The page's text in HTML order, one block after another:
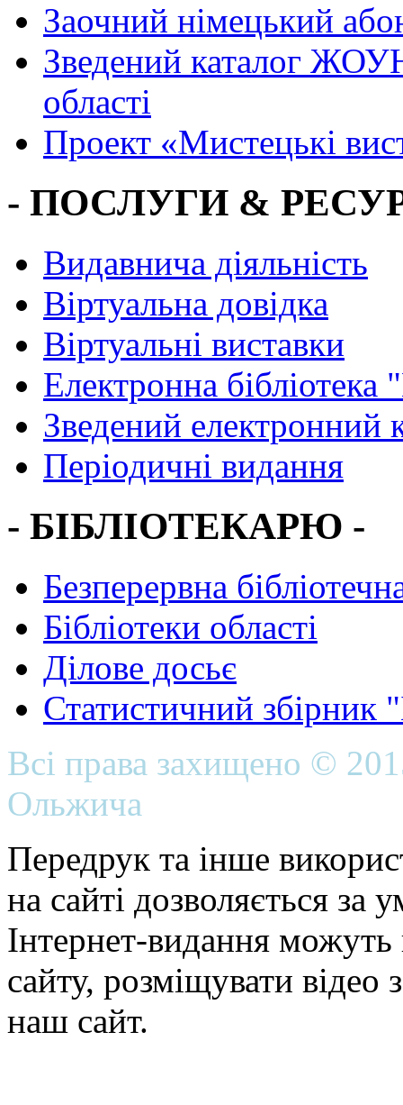
Заочний німецький
Зведений каталог
області
Проект «Мистецькі
- ПОСЛУГИ &
Видавнича діяльність
Віртуальна довідка
Віртуальні виставки
Електронна
Зведений електронний
Періодичні видання
- БІБЛІОТЕКАРЮ -
Безперервна
Бібліотеки області
Ділове досьє
Статистичний
Всі права захищено ©
Ольжича
Передрук та інше
на сайті дозволяється
Інтернет-видання можуть
сайту, розміщувати відео
наш сайт.